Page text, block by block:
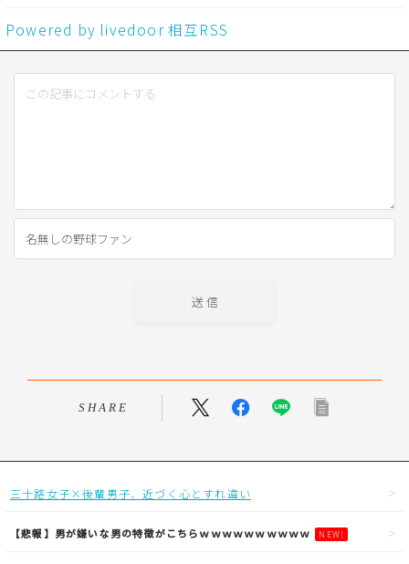
Powered by livedoor 相互RSS
SHARE
三十路女子×後輩男子、近づく心とすれ違い
【悲報】男が嫌いな男の特徴がこちらｗｗｗｗｗｗｗｗｗｗ NEW!